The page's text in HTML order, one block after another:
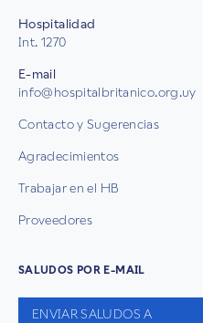
Hospitalidad
Int. 1270
E-mail
info@hospitalbritanico.org.uy
Contacto y Sugerencias
Agradecimientos
Trabajar en el HB
Proveedores
SALUDOS POR E-MAIL
ENVIAR SALUDOS A